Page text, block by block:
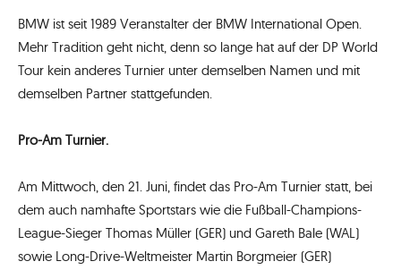
BMW ist seit 1989 Veranstalter der BMW International Open.
Mehr Tradition geht nicht, denn so lange hat auf der DP World
Tour kein anderes Turnier unter demselben Namen und mit
demselben Partner stattgefunden.
Pro-Am Turnier.
Am Mittwoch, den 21. Juni, findet das Pro-Am Turnier statt, bei
dem auch namhafte Sportstars wie die Fußball-Champions-
League-Sieger Thomas Müller (GER) und Gareth Bale (WAL)
sowie Long-Drive-Weltmeister Martin Borgmeier (GER)